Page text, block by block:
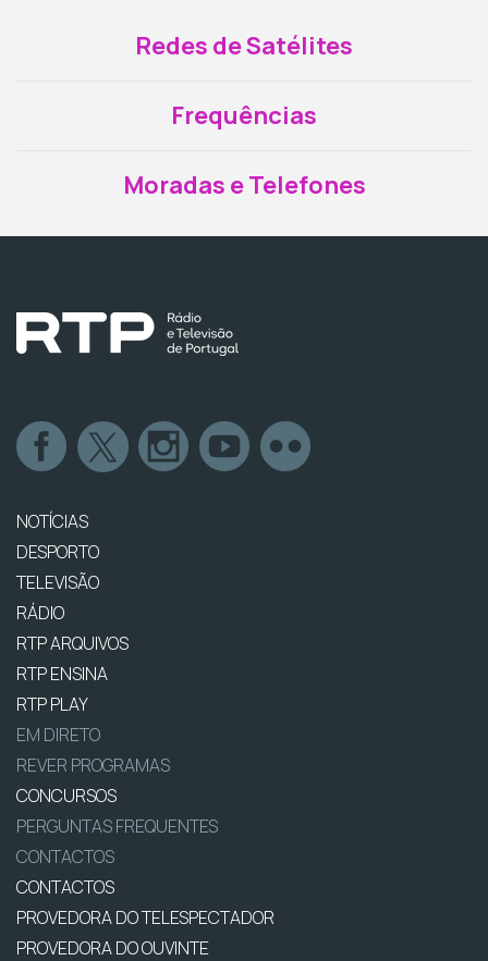
Redes de Satélites
Frequências
Moradas e Telefones
NOTÍCIAS
DESPORTO
TELEVISÃO
RÁDIO
RTP ARQUIVOS
RTP ENSINA
RTP PLAY
EM DIRETO
REVER PROGRAMAS
CONCURSOS
PERGUNTAS FREQUENTES
CONTACTOS
CONTACTOS
PROVEDORA DO TELESPECTADOR
PROVEDORA DO OUVINTE